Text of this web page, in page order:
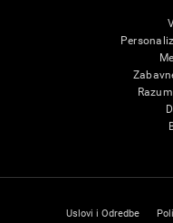
Uslovi i Odredbe